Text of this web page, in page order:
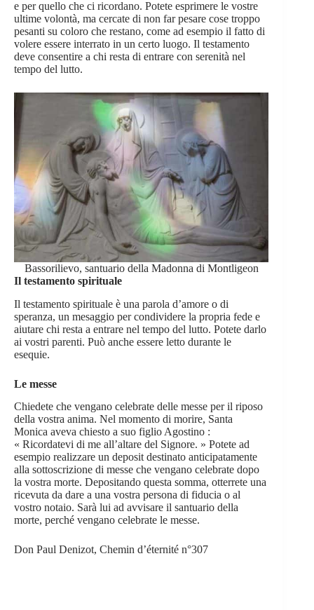
e per quello che ci ricordano. Potete esprimere le vostre
ultime volontà, ma cercate di non far pesare cose troppo
pesanti su coloro che restano, come ad esempio il fatto di
volere essere interrato in un certo luogo. Il testamento
deve consentire a chi resta di entrare con serenità nel
tempo del lutto.
Bassorilievo, santuario della Madonna di Montligeon
Il testamento spirituale
Il testamento spirituale è una parola d’amore o di
speranza, un mesaggio per condividere la propria fede e
aiutare chi resta a entrare nel tempo del lutto. Potete darlo
ai vostri parenti. Può anche essere letto durante le
esequie.
Le messe
Chiedete che vengano celebrate delle messe per il riposo
della vostra anima. Nel momento di morire, Santa
Monica aveva chiesto a suo figlio Agostino :
« Ricordatevi di me all’altare del Signore. » Potete ad
esempio realizzare un deposit destinato anticipatamente
alla sottoscrizione di messe che vengano celebrate dopo
la vostra morte. Depositando questa somma, otterrete una
ricevuta da dare a una vostra persona di fiducia o al
vostro notaio. Sarà lui ad avvisare il santuario della
morte, perché vengano celebrate le messe.
Don Paul Denizot, Chemin d’éternité n°307